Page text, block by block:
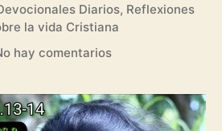
entrada
Diarios, Reflexiones
la vida Cristiana
hay comentariosen
nuestros
niños